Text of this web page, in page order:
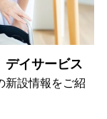
デイサービス
新設情報をご紹